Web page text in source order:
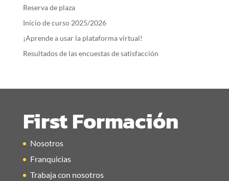
Reserva de plaza
Inicio de curso 2025/2026
¡Aprende a usar la plataforma virtual!
Resultados de las encuestas de satisfacción
First Formación
Nosotros
Franquicias
Trabaja con nosotros